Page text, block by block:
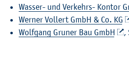
Was­ser- und Ver­kehrs- Kon­tor
Wer­ner Vol­lert GmbH & Co. KG
Wolf­gang Gru­ner Bau GmbH
,